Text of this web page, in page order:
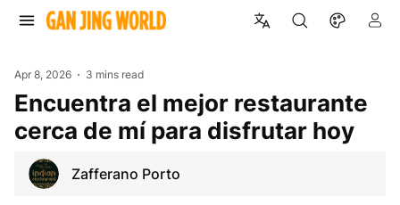
Apr 8, 2026 3 mins read
Encuentra el mejor restaurante
cerca de mí para disfrutar hoy
Zafferano Porto